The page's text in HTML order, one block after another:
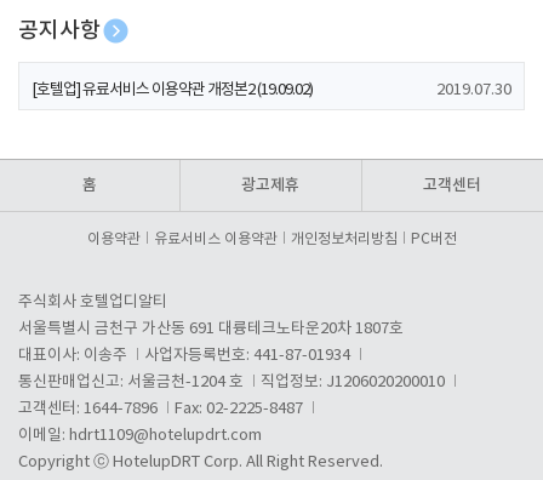
공지사항
[호텔업] 개인정보 처리방침 개정본1 (19.09.02)
[호텔업] 유료서비스 이용약관 개정본2 (19.09.02) 2019.07.30
홈 광고제휴 고객센터
이용약관 유료서비스 이용약관 개인정보처리방침 PC버전
주식회사 호텔업디알티
서울특별시 금천구 가산동 691 대륭테크노타운20차 1807호
대표이사: 이송주
사업자등록번호: 441-87-01934
통신판매업신고: 서울금천-1204 호
직업정보: J1206020200010
고객센터: 1644-7896
Fax: 02-2225-8487
이메일: hdrt1109@hotelupdrt.com
Copyright ⓒ HotelupDRT Corp. All Right Reserved.